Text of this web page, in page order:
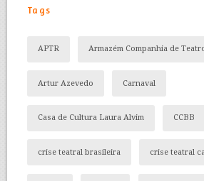
Tags
APTR Armazém Companhia de
Artur Azevedo Carnaval
Casa de Cultura Laura Alvim CCBB
crise teatral brasileira crise teatral